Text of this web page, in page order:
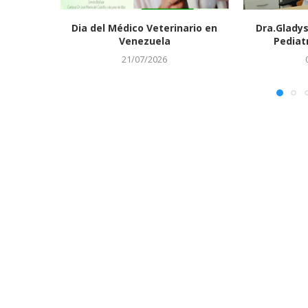
Dia del Médico Veterinario en
Venezuela
21/07/2026